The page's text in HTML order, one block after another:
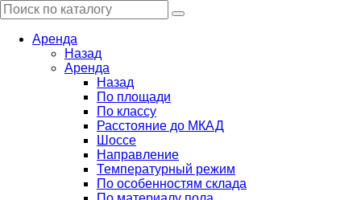
Аренда
Назад
Аренда
Назад
По площади
По классу
Расстояние до МКАД
Шоссе
Направление
Температурный режим
По особенностям склада